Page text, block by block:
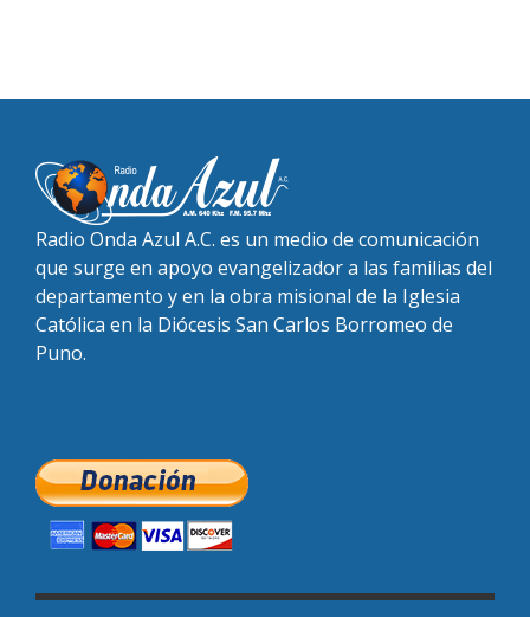
Radio Onda Azul A.C. es un medio de comunicación
que surge en apoyo evangelizador a las familias del
departamento y en la obra misional de la Iglesia
Católica en la Diócesis San Carlos Borromeo de
Puno.